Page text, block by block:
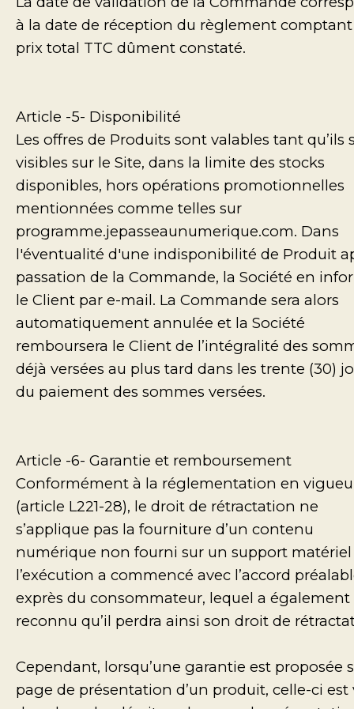
à la date de réception du règlement
prix total TTC dûment constaté.
Article -5- Disponibilité
Les offres de Produits sont valables tant qu’ils
visibles sur le Site, dans la limite des stocks
disponibles, hors opérations promotionnelles
mentionnées comme telles sur
programme.jepasseaunumerique.com. Dans
l'éventualité d'une indisponibilité de Produit
passation de la Commande, la Société en
le Client par e-mail. La Commande sera alors
automatiquement annulée et la Société
remboursera le Client de l’intégralité des
déjà versées au plus tard dans les trente (30)
du paiement des sommes versées.
Article -6- Garantie et remboursement
Conformément à la réglementation en
(article L221-28), le droit de rétractation ne
s’applique pas la fourniture d’un contenu
numérique non fourni sur un support matériel
l’exécution a commencé avec l’accord
exprès du consommateur, lequel a également
reconnu qu’il perdra ainsi son droit de
Cependant, lorsqu’une garantie est proposée
page de présentation d’un produit, celle-ci est